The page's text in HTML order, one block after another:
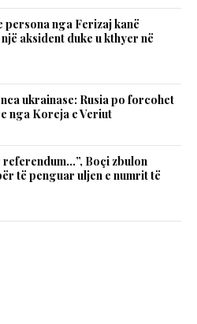
persona nga Ferizaj kanë
aksident duke u kthyer në
ukrainase: Rusia po forcohet
nga Koreja e Veriut
referendum…”, Boçi zbulon
të penguar uljen e numrit të